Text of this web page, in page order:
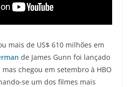
mais de US$ 610 milhões em
de James Gunn foi lançado
chegou em setembro à HBO
se um dos filmes mais